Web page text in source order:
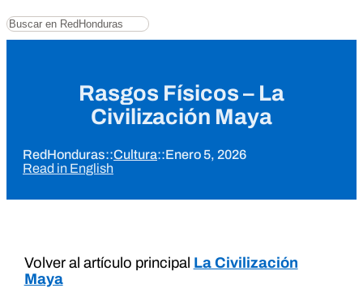
Buscar
Rasgos Físicos – La
Civilización Maya
RedHonduras::Cultura::Enero 5, 2026
Read in English
Volver al artículo principal La Civilización
Maya